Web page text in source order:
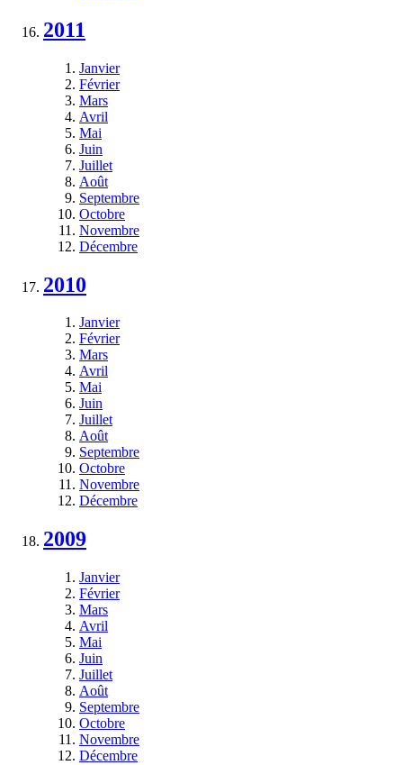
2011
Janvier
Février
Mars
Avril
Mai
Juin
Juillet
Août
Septembre
Octobre
Novembre
Décembre
2010
Janvier
Février
Mars
Avril
Mai
Juin
Juillet
Août
Septembre
Octobre
Novembre
Décembre
2009
Janvier
Février
Mars
Avril
Mai
Juin
Juillet
Août
Septembre
Octobre
Novembre
Décembre